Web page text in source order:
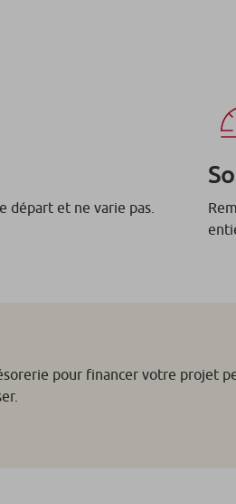
départ et ne varie pas.
pour financer votre projet